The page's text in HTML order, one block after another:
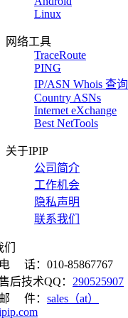
Linux
网络工具
TraceRoute
PING
IP/ASN Whois 查询
Country ASNs
Internet eXchange
Best NetTools
关于IPIP
公司简介
工作机会
隐私声明
联系我们
话：010-85867767
后技术QQ： 290525907
件： sales（at）